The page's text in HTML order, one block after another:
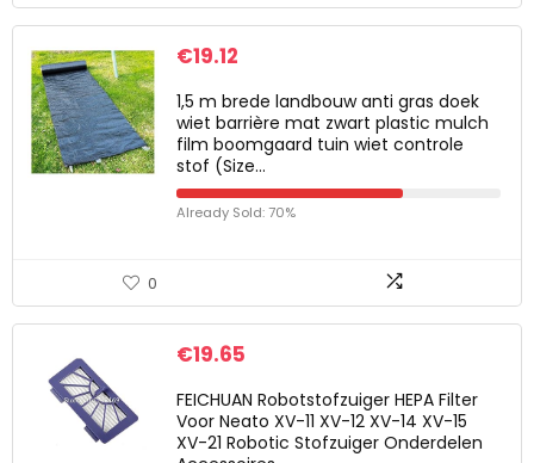
€19.12
1,5 m brede landbouw anti gras doek
wiet barrière mat zwart plastic mulch
film boomgaard tuin wiet controle
stof (Size…
Already Sold: 70%
0
€19.65
FEICHUAN Robotstofzuiger HEPA Filter
Voor Neato XV-11 XV-12 XV-14 XV-15
XV-21 Robotic Stofzuiger Onderdelen